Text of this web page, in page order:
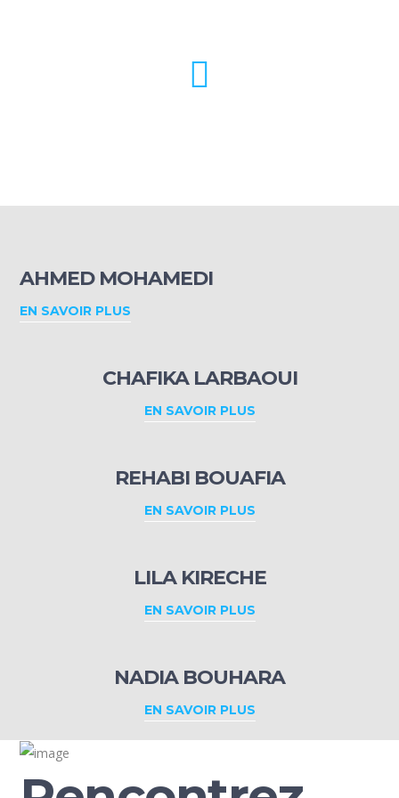
AHMED MOHAMEDI
EN SAVOIR PLUS
CHAFIKA LARBAOUI
EN SAVOIR PLUS
REHABI BOUAFIA
EN SAVOIR PLUS
LILA KIRECHE
EN SAVOIR PLUS
NADIA BOUHARA
EN SAVOIR PLUS